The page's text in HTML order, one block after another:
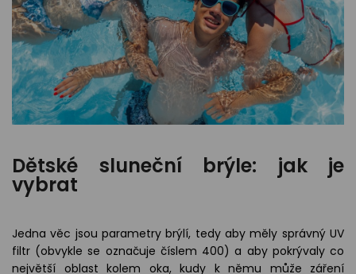
Dětské sluneční brýle: jak je
vybrat
Jedna věc jsou parametry brýlí, tedy aby měly správný UV
filtr (obvykle se označuje číslem 400) a aby pokrývaly co
největší oblast kolem oka, kudy k němu může záření